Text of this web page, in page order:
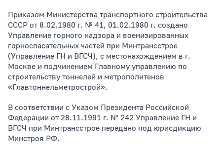
Приказом Министерства транспортного строительства
СССР от 8.02.1980 г. № 41, 01.02.1980 г. создано
Управление горного надзора и военизированных
горноспасательных частей при Минтрансстрое
(Управление ГН и ВГСЧ), с местонахождением в г.
Москве и подчинением Главному управлению по
строительству тоннелей и метрополитенов
«Главтоннельметрострой».
В соответствии с Указом Президента Российской
Федерации от 28.11.1991 г. № 242 Управление ГН и
ВГСЧ при Минтрансстрое передано под юрисдикцию
Минстроя РФ.